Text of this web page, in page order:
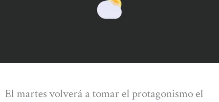
El martes volverá a tomar el protagonismo el